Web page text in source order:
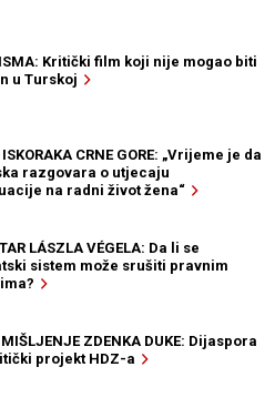
Kritički film koji nije mogao biti
u Turskoj
CRNE GORE: „Vrijeme je da
razgovara o utjecaju
na radni život žena“
LÁSZLA VÉGELA: Da li se
sistem može srušiti pravnim
MIŠLJENJE ZDENKA DUKE: Dijaspora
projekt HDZ-a